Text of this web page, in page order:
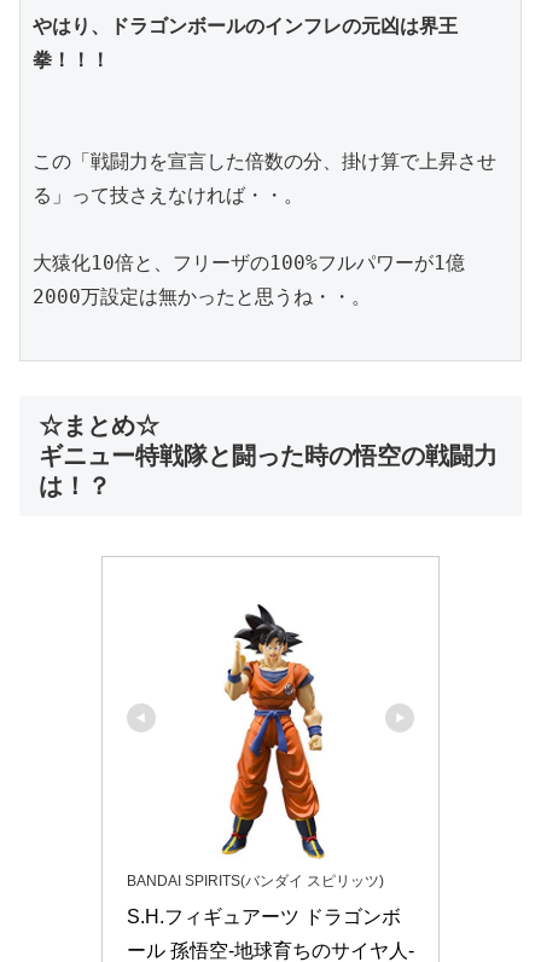
やはり、ドラゴンボールのインフレの元凶は界王
拳！！！
この「戦闘力を宣言した倍数の分、掛け算で上昇させ
る」って技さえなければ・・。
大猿化10倍と、フリーザの100%フルパワーが1億
2000万設定は無かったと思うね・・。
☆まとめ☆
ギニュー特戦隊と闘った時の悟空の戦闘力
は！？
BANDAI SPIRITS(バンダイ スピリッツ)
S.H.フィギュアーツ ドラゴンボ
ール 孫悟空-地球育ちのサイヤ人-